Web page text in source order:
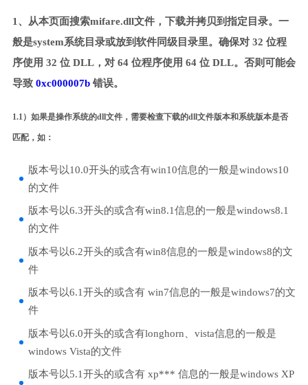
1、从本页面搜索mifare.dll文件，下载并拷贝到指定目录。一
般是system系统目录或放到软件同级目录里。确保对 32 位程
序使用 32 位 DLL，对 64 位程序使用 64 位 DLL。否则可能会
导致 0xc000007b错误。
1.1）如果是操作系统的dll文件，需要检查下载的dll文件版本和系统版本是否
匹配，如：
版本号以10.0开头的或含有win10信息的一般是windows10
的文件
版本号以6.3开头的或含有win8.1信息的一般是windows8.1
的文件
版本号以6.2开头的或含有win8信息的一般是windows8的文
件
版本号以6.1开头的或含有 win7信息的一般是windows7的文
件
版本号以6.0开头的或含有longhorn、vista信息的一般是
windows Vista的文件
版本号以5.1开头的或含有 xp*** 信息的一般是windows XP